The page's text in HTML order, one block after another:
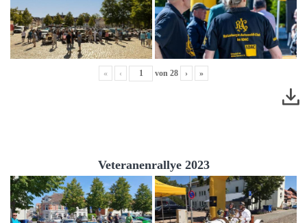
« ‹ von 28 › »
Veteranenrallye 2023